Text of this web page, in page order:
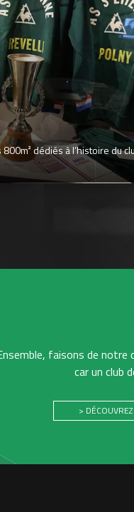
dédiés à l’histoire du
faisons de notre
car un club
>